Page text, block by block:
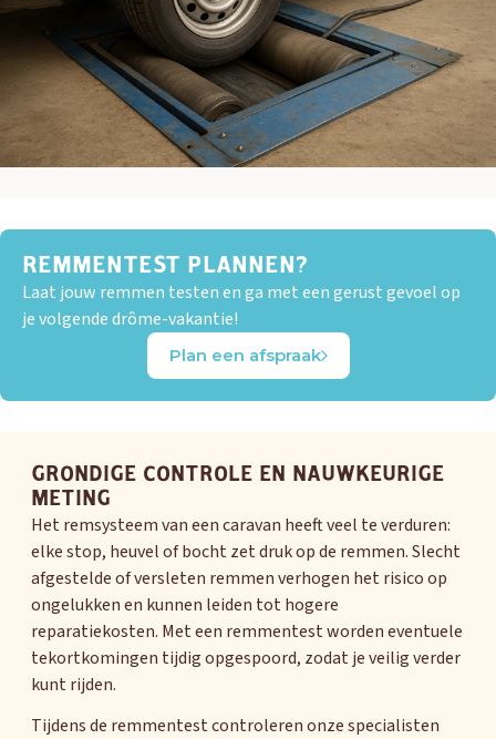
REMMENTEST PLANNEN?
Laat jouw remmen testen en ga met een gerust gevoel op
je volgende drôme-vakantie!
Plan een afspraak
GRONDIGE CONTROLE EN NAUWKEURIGE
METING
Het remsysteem van een caravan heeft veel te verduren:
elke stop, heuvel of bocht zet druk op de remmen. Slecht
afgestelde of versleten remmen verhogen het risico op
ongelukken en kunnen leiden tot hogere
reparatiekosten. Met een remmentest worden eventuele
tekortkomingen tijdig opgespoord, zodat je veilig verder
kunt rijden.
Tijdens de remmentest controleren onze specialisten
OUD GASTEL
AdriaEribaHymerKnaus
AdriaBürstnerCaravelairEasy Caravanning